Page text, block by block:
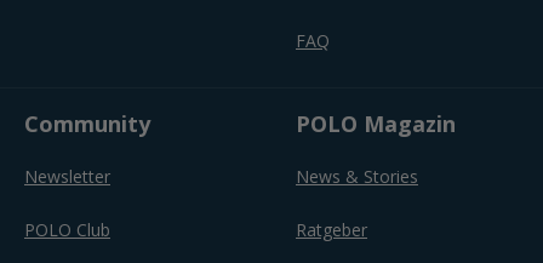
FAQ
Community
Newsletter
POLO Club
POLO Magazin
News & Stories
Ratgeber